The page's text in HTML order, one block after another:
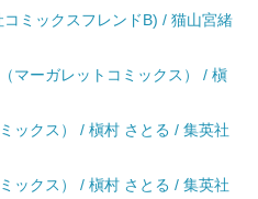
ミックスフレンドB) / 猫山宮緒
マーガレットコミックス） / 槇
ックス） / 槇村 さとる / 集英社
ックス） / 槇村 さとる / 集英社